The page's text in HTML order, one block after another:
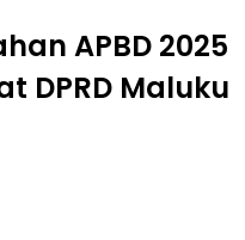
APBD 2025
DPRD Maluku